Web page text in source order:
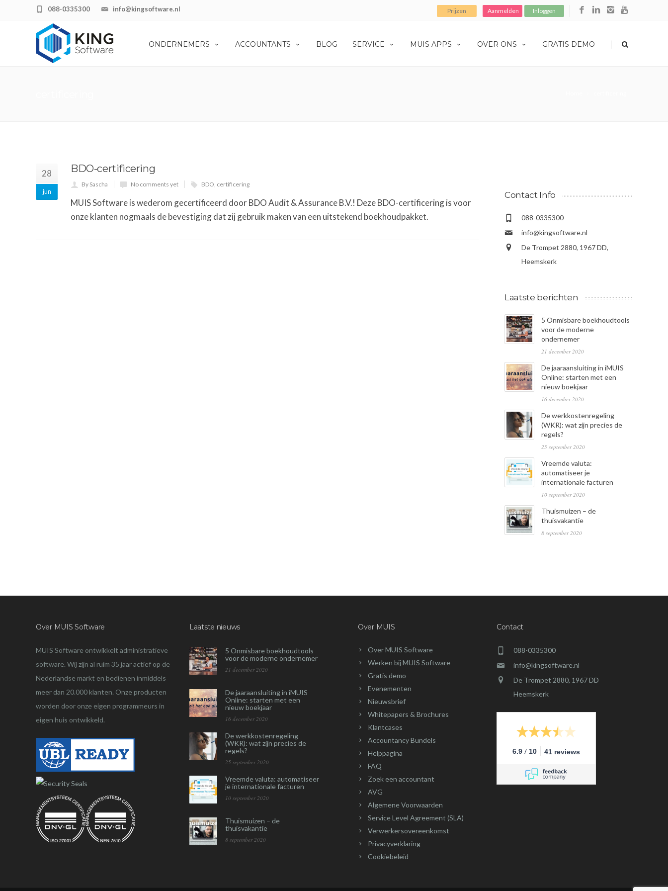
info@kingsoftware.nl
088-0335300 Prijzen Aanmelden Inloggen
ONDERNEMERS ACCOUNTANTS BLOG SERVICE MUIS APPS OVER ONS GRATIS DEMO |
28
jun
BDO-certificering
By Sascha No comments yet BDO, certificering
MUIS Software is wederom gecertificeerd door BDO Audit & Assurance B.V.! Deze BDO-certificering is voor
onze klanten nogmaals de bevestiging dat zij gebruik maken van een uitstekend boekhoudpakket.
Contact Info
088-0335300
info@kingsoftware.nl
De Trompet 2880, 1967 DD,
Heemskerk
Laatste berichten
5 Onmisbare boekhoudtools
voor de moderne
ondernemer
21 december 2020
De jaaraansluiting in iMUIS
Online: starten met een
nieuw boekjaar
16 december 2020
De werkkostenregeling
(WKR): wat zijn precies de
regels?
25 september 2020
Vreemde valuta:
automatiseer je
internationale facturen
10 september 2020
Thuismuizen – de
thuisvakantie
8 september 2020
Over MUIS Software
MUIS Software ontwikkelt administratieve
software. Wij zijn al ruim 35 jaar actief op de
Nederlandse markt en bedienen inmiddels
meer dan 20.000 klanten. Onze producten
worden door onze eigen programmeurs in
eigen huis ontwikkeld.
Laatste nieuws
5 Onmisbare boekhoudtools
voor de moderne ondernemer
21 december 2020
De jaaraansluiting in iMUIS
Online: starten met een
nieuw boekjaar
16 december 2020
De werkkostenregeling
(WKR): wat zijn precies de
regels?
25 september 2020
Vreemde valuta: automatiseer
je internationale facturen
10 september 2020
Thuismuizen – de
thuisvakantie
8 september 2020
Over MUIS
Over MUIS Software
Werken bij MUIS Software
Gratis demo
Evenementen
Nieuwsbrief
Whitepapers & Brochures
Klantcases
Accountancy Bundels
Helppagina
FAQ
Zoek een accountant
AVG
Algemene Voorwaarden
Service Level Agreement (SLA)
Verwerkersovereenkomst
Privacyverklaring
Cookiebeleid
Contact
088-0335300
info@kingsoftware.nl
De Trompet 2880, 1967 DD
Heemskerk
6.9 / 10 41 reviews